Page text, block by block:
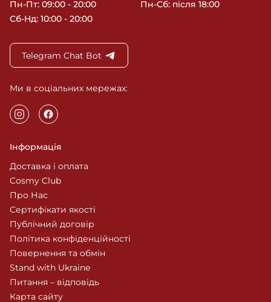
Пн-Пт: 09:00 - 20:00
Сб-Нд: 10:00 - 20:00
Пн-Сб: після 18:00
Telegram Chat Bot
Ми в соціальних мережах:
Інформація
Доставка і оплата
Cosmy Club
Про Нас
Сертифікати якості
Публічний договір
Політика конфіденційності
Повернення та обмін
Stand with Ukraine
Питання – відповідь
Карта сайту